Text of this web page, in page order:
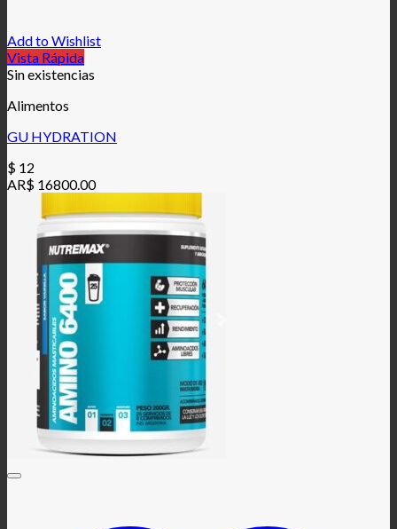
Add to Wishlist
Vista Rápida
Sin existencias
Alimentos
GU HYDRATION
$ 12
AR$ 16800.00